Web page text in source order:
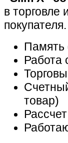
в
покупателя.
Память
Работа
товар)